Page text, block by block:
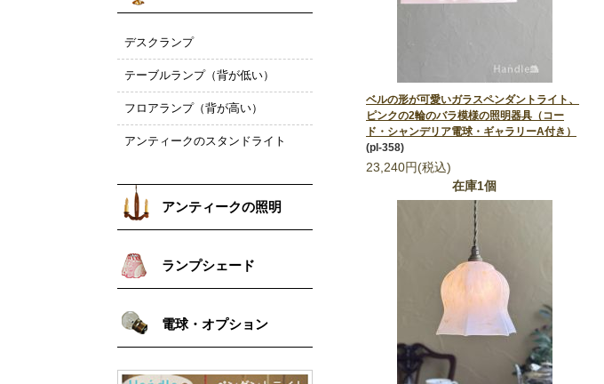
ベルの形が可愛いガラスペンダントライト、
ピンクの2輪のバラ模様の照明器具（コー
ド・シャンデリア電球・ギャラリーA付き）
(pl-358)
23,240円(税込)
在庫1個
デスクランプ
テーブルランプ（背が低い）
フロアランプ（背が高い）
アンティークのスタンドライト
アンティークの照明
ランプシェード
電球・オプション